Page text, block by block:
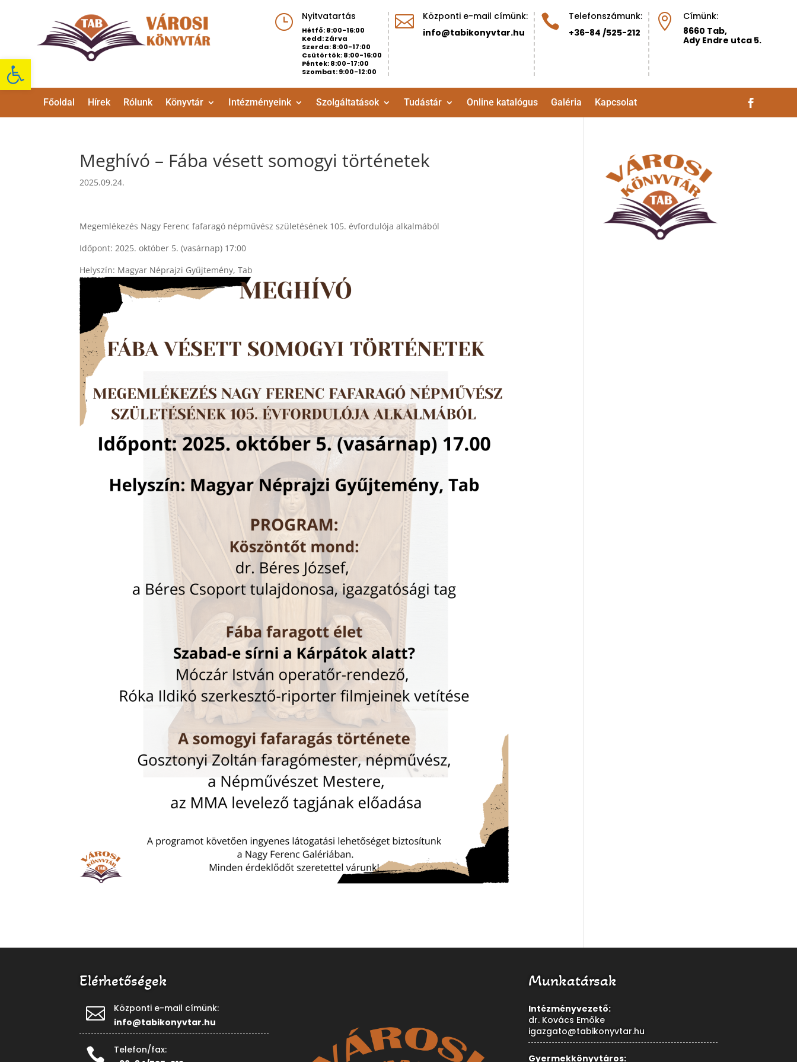
Eszköztár megnyitása
} Nyitvatartás
Hétfő: 8:00-16:00
Kedd: Zárva
Szerda: 8:00-17:00
Csütörtök: 8:00-16:00
Péntek: 8:00-17:00
Szombat: 9:00-12:00

Központi e-mail címünk:
info@tabikonyvtar.hu

Telefonszámunk:
+36-84 /525-212

Címünk:
8660 Tab,
Ady Endre utca 5.
Főoldal Hírek Rólunk Könyvtár Intézményeink Szolgáltatások Tudástár Online katalógus Galéria Kapcsolat
Meghívó – Fába vésett somogyi történetek
2025.09.24.
Megemlékezés Nagy Ferenc fafaragó népművész születésének 105. évfordulója alkalmából
Időpont: 2025. október 5. (vasárnap) 17:00
Helyszín: Magyar Néprajzi Gyűjtemény, Tab
Elérhetőségek

Központi e-mail címünk:
info@tabikonyvtar.hu

Telefon/fax:
Munkatársak
Intézményvezető:
dr. Kovács Emőke
igazgato@tabikonyvtar.hu
Gyermekkönyvtáros: